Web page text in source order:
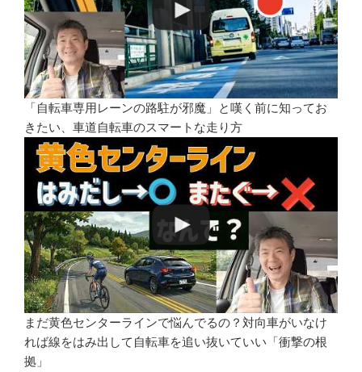
「自転車専用レーンの路駐が邪魔」と嘆く前に知ってお
きたい、車道自転車のスマートな走り方
まだ黄色センターラインで悩んでるの？対向車がいなけ
れば線をはみ出して自転車を追い抜いていい「衝撃の根
拠」